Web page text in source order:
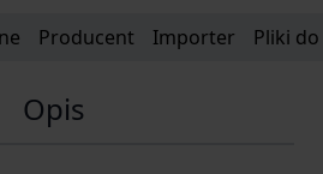
Producent Importer Pliki
Opis